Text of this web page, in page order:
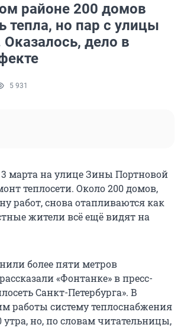
районе 200 домов
тепла, но пар с улицы
Оказалось, дело в
5 931
марта на улице Зины Портновой
теплосети. Около 200 домов,
работ, снова отапливаются как
жители всё ещё видят на
более пяти метров
«Фонтанке» в пресс-
Санкт-Петербурга». В
работы систему теплоснабжения
утра, но, по словам читательницы,